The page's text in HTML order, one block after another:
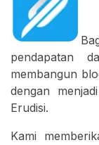
pendapatan
membangun
dengan
Erudisi.
Kami